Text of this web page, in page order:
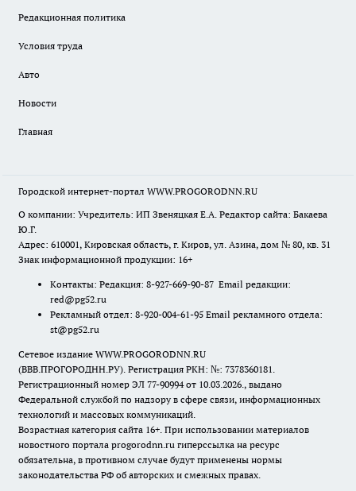
Редакционная политика
Условия труда
Авто
Новости
Главная
Городской интернет-портал WWW.PROGORODNN.RU
О компании: Учредитель: ИП Звеняцкая Е.А. Редактор сайта: Бакаева
Ю.Г.
Адрес: 610001, Кировская область, г. Киров, ул. Азина, дом № 80, кв. 31
Знак информационной продукции: 16+
Контакты: Редакция: 8-927-669-90-87 Email редакции:
red@pg52.ru
Рекламный отдел: 8-920-004-61-95 Email рекламного отдела:
st@pg52.ru
Сетевое издание WWW.PROGORODNN.RU
(ВВВ.ПРОГОРОДНН.РУ). Регистрация РКН: №: 7378360181.
Регистрационный номер ЭЛ 77-90994 от 10.03.2026., выдано
Федеральной службой по надзору в сфере связи, информационных
технологий и массовых коммуникаций.
Возрастная категория сайта 16+. При использовании материалов
новостного портала progorodnn.ru гиперссылка на ресурс
обязательна, в противном случае будут применены нормы
законодательства РФ об авторских и смежных правах.